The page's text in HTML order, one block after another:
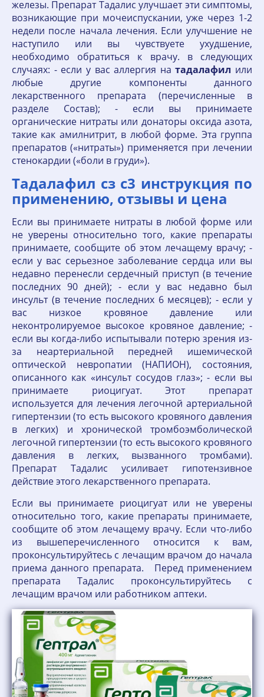
железы. Препарат Тадалис улучшает эти симптомы,
возникающие при мочеиспускании, уже через 1-2
недели после начала лечения. Если улучшение не
наступило или вы чувствуете ухудшение,
необходимо обратиться к врачу. в следующих
случаях: - если у вас аллергия натадалафил или
любые другие компоненты данного
лекарственного препарата (перечисленные в
разделе Состав); - если вы принимаете
органические нитраты или донаторы оксида азота,
такие как амилнитрит, в любой форме. Эта группа
препаратов («нитраты») применяется при лечении
стенокардии («боли в груди»).
Тадалафил сз с3 инструкция по
применению, отзывы и цена
Если вы принимаете нитраты в любой форме или
не уверены относительно того, какие препараты
принимаете, сообщите об этом лечащему врачу; -
если у вас серьезное заболевание сердца или вы
недавно перенесли сердечный приступ (в течение
последних 90 дней); - если у вас недавно был
инсульт (в течение последних 6 месяцев); - если у
вас низкое кровяное давление или
неконтролируемое высокое кровяное давление; -
если вы когда-либо испытывали потерю зрения из-
за неартериальной передней ишемической
оптической невропатии (НАПИОН), состояния,
описанного как «инсульт сосудов глаз»; - если вы
принимаете риоцигуат. Этот препарат
используется для лечения легочной артериальной
гипертензии (то есть высокого кровяного давления
в легких) и хронической тромбоэмболической
легочной гипертензии (то есть высокого кровяного
давления в легких, вызванного тромбами).
Препарат Тадалис усиливает гипотензивное
действие этого лекарственного препарата.
Если вы принимаете риоцигуат или не уверены
относительно того, какие препараты принимаете,
сообщите об этом лечащему врачу. Если что-либо
из вышеперечисленного относится к вам,
проконсультируйтесь с лечащим врачом до начала
приема данного препарата. Перед применением
препарата Тадалис проконсультируйтесь с
лечащим врачом или работником аптеки.